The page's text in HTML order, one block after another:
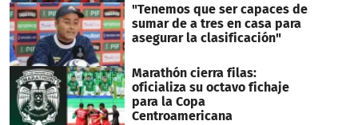
"Tenemos que ser capaces de
sumar de a tres en casa para
asegurar la clasificación"
Marathón cierra filas:
oficializa su octavo fichaje
para la Copa
Centroamericana